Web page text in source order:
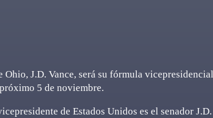
J.D. Vance, será su fórmula vicepresidencial
5 de noviembre.
de Estados Unidos es el senador J.D.